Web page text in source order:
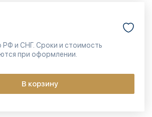
РФ и СНГ. Сроки и стоимость
при оформлении.
В корзину